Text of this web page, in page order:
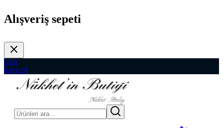
Alışveriş sepeti
Giriş
Kayıt Ol